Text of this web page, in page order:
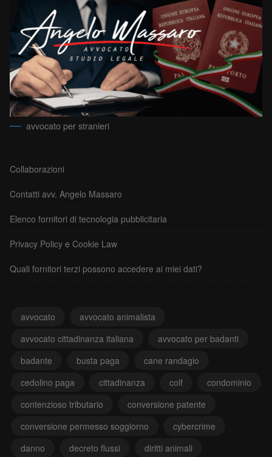
avvocato per stranieri
Collaborazioni
Contatti avv. Angelo Massaro
Elenco fornitori di tecnologia pubblicitaria
Privacy Policy e Cookie Law
Quali fornitori terzi possono accedere ai miei dati?
avvocato
avvocato animalista
avvocato cittadinanza italiana
avvocato per badanti
badante
busta paga
cane randagio
cedolino paga
cittadinanza colf
condominio
contenzioso tributario
conversione patente
conversione permesso soggiorno
cybercrime
danno
decreto flussi
diritti animali